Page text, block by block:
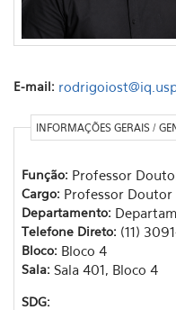
E-mail:
INFORMAÇÕES GERAIS /
Função: Professor
Cargo: Professor Doutor
Departamento:
Telefone Direto: (11)
Bloco: Bloco 4
Sala: Sala 401, Bloco 4
SDG: